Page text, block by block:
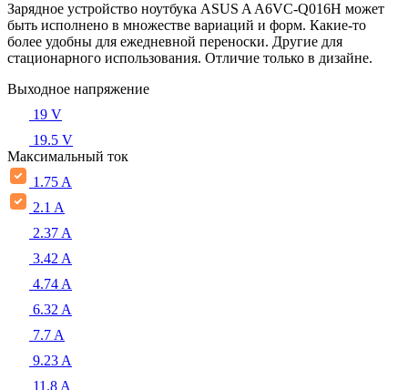
Зарядное устройство ноутбука ASUS A A6VC-Q016H может
быть исполнено в множестве вариаций и форм. Какие-то
более удобны для ежедневной переноски. Другие для
стационарного использования. Отличие только в дизайне.
Выходное напряжение
19 V
19.5 V
Максимальный ток
1.75 A
2.1 A
2.37 A
3.42 A
4.74 A
6.32 A
7.7 A
9.23 A
11.8 A